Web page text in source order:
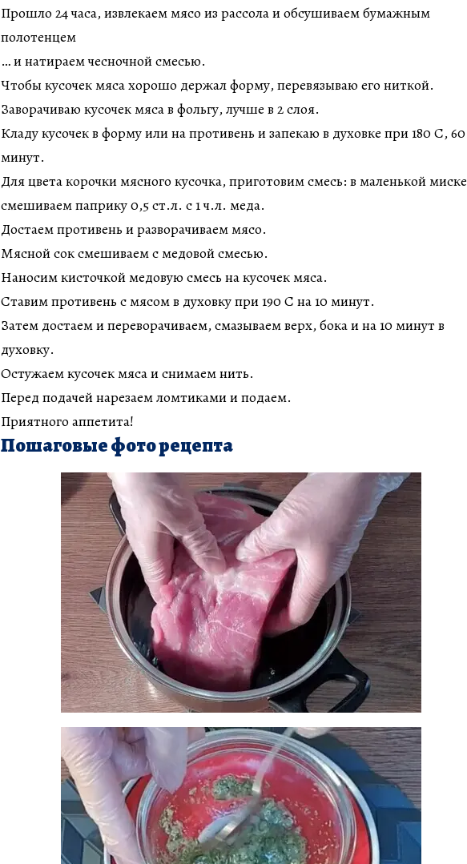
Прошло 24 часа, извлекаем мясо из рассола и обсушиваем бумажным
полотенцем
… и натираем чесночной смесью.
Чтобы кусочек мяса хорошо держал форму, перевязываю его ниткой.
Заворачиваю кусочек мяса в фольгу, лучше в 2 слоя.
Кладу кусочек в форму или на противень и запекаю в духовке при 180 С, 60
минут.
Для цвета корочки мясного кусочка, приготовим смесь: в маленькой миске
смешиваем паприку 0,5 ст.л. с 1 ч.л. меда.
Достаем противень и разворачиваем мясо.
Мясной сок смешиваем с медовой смесью.
Наносим кисточкой медовую смесь на кусочек мяса.
Ставим противень с мясом в духовку при 190 С на 10 минут.
Затем достаем и переворачиваем, смазываем верх, бока и на 10 минут в
духовку.
Остужаем кусочек мяса и снимаем нить.
Перед подачей нарезаем ломтиками и подаем.
Приятного аппетита!
Пошаговые фото рецепта